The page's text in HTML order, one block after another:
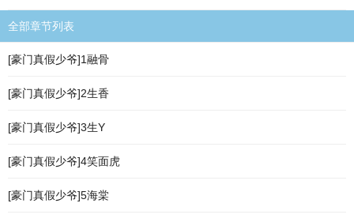
全部章节列表
[豪门真假少爷]1融骨
[豪门真假少爷]2生香
[豪门真假少爷]3生Y
[豪门真假少爷]4笑面虎
[豪门真假少爷]5海棠